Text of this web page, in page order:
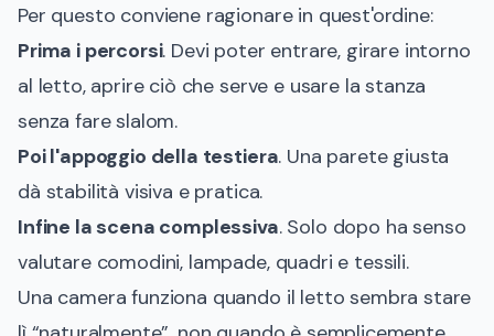
Per questo conviene ragionare in quest'ordine:
Prima i percorsi. Devi poter entrare, girare intorno
al letto, aprire ciò che serve e usare la stanza
senza fare slalom.
Poi l'appoggio della testiera. Una parete giusta
dà stabilità visiva e pratica.
Infine la scena complessiva. Solo dopo ha senso
valutare comodini, lampade, quadri e tessili.
Una camera funziona quando il letto sembra stare